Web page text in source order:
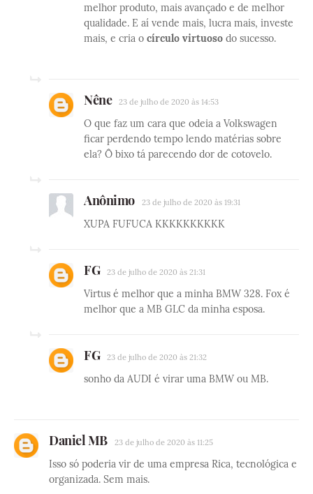
melhor produto, mais avançado e de melhor
qualidade. E aí vende mais, lucra mais, investe
mais, e cria o círculo virtuoso do sucesso.
Nêne 23 de julho de 2020 às 14:53
O que faz um cara que odeia a Volkswagen
ficar perdendo tempo lendo matérias sobre
ela? Ô bixo tá parecendo dor de cotovelo.
Anônimo 23 de julho de 2020 às 19:31
XUPA FUFUCA KKKKKKKKKK
FG 23 de julho de 2020 às 21:31
Virtus é melhor que a minha BMW 328. Fox é
melhor que a MB GLC da minha esposa.
FG 23 de julho de 2020 às 21:32
sonho da AUDI é virar uma BMW ou MB.
Daniel MB 23 de julho de 2020 às 11:25
Isso só poderia vir de uma empresa Rica, tecnológica e
organizada. Sem mais.